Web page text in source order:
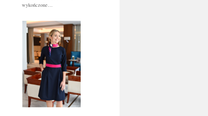
wykończone…